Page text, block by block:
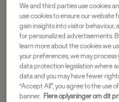
KONTOR
Læs mere
We and third parties use cookies
use cookies to ensure our website
gain insights into visitor behaviour,
for personalized advertisements.
learn more about the cookies we
your preferences, we may
data protection legislation where
data and you may have fewer
“Accept All”, you agree to the use
banner. Flere oplysninger om dit